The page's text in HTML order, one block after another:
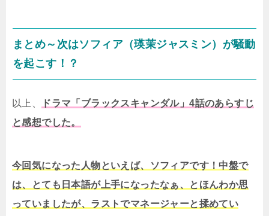
まとめ～次はソフィア（瑛茉ジャスミン）が騒動
を起こす！？
以上、
ドラマ「ブラックスキャンダル」4話のあらすじ
と感想でした。
今回気になった人物といえば、ソフィアです！中盤で
は、とても日本語が上手になったなぁ、とほんわか思
っていましたが、ラストでマネージャーと揉めてい